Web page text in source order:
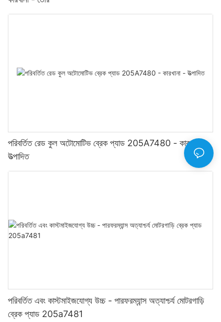
পরিবর্তিত রেড কুল অটোমোটিভ ব্রেক প্যাড 205A7480 - কারখানা -
উত্পাদিত
পরিবর্তিত এবং কাস্টমাইজযোগ্য উচ্চ - পারফরম্যান্স অত্যাশ্চর্য মোটরগাড়ি
ব্রেক প্যাড 205a7481